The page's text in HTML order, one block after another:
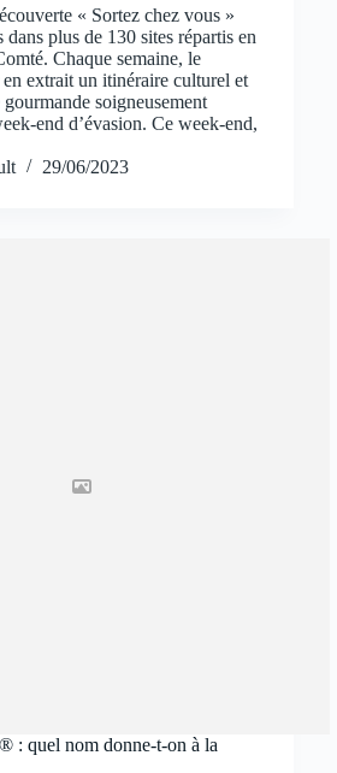
« Sortez chez vous »
dans plus de 130 sites répartis en
Chaque semaine, le
extrait un itinéraire culturel et
soigneusement
end d’évasion. Ce week-end,
29/06/2023
: quel nom donne-t-on à la